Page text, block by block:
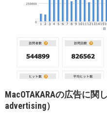
MacOTAKARAの広告に関
advertising）